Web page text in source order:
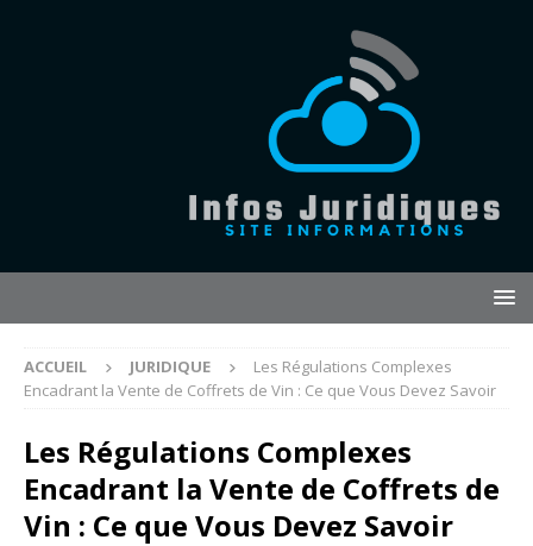
ACCUEIL JURIDIQUE
Les Régulations Complexes
Encadrant la Vente de Coffrets de Vin : Ce que Vous Devez Savoir
Les Régulations Complexes
Encadrant la Vente de Coffrets de
Vin : Ce que Vous Devez Savoir